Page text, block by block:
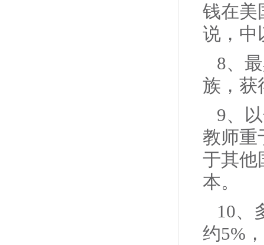
钱在美
说，中
8、
族，获
9、
教师重
于其他
本。
10、
约5%